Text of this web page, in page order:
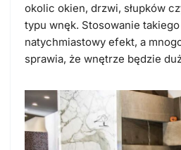
okolic okien, drzwi, słupków
typu wnęk. Stosowanie
natychmiastowy efekt, a
sprawia, że wnętrze będzie